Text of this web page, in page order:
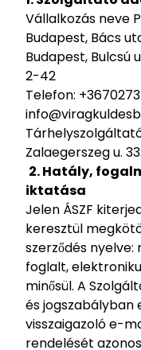
Vállalkozás neve
Budapest, Bács
Budapest, Bulcsú
2-42
Telefon:
Zalaegerszeg u. 33.
2. Hatály,
iktatása
Jelen ÁSZF
keresztül
szerződés nyelve:
foglalt,
minősül. A
és jogszabályban
visszaigazoló e-
rendelését